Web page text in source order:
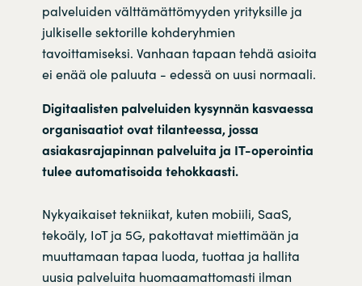
palveluiden välttämättömyyden yrityksille ja
julkiselle sektorille kohderyhmien
tavoittamiseksi. Vanhaan tapaan tehdä asioita
ei enää ole paluuta - edessä on uusi normaali.
Digitaalisten palveluiden kysynnän kasvaessa
organisaatiot ovat tilanteessa, jossa
asiakasrajapinnan palveluita ja IT-operointia
tulee automatisoida tehokkaasti.
Nykyaikaiset tekniikat, kuten mobiili, SaaS,
tekoäly, IoT ja 5G, pakottavat miettimään ja
muuttamaan tapaa luoda, tuottaa ja hallita
uusia palveluita huomaamattomasti ilman